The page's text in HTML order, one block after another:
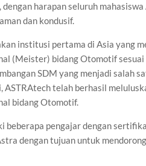
dengan harapan seluruh
dan kondusif.
institusi pertama di Asia yang
(Meister) bidang Otomotif
SDM yang menjadi salah
ASTRAtech telah berhasil
bidang Otomotif.
beberapa pengajar dengan
dengan tujuan untuk